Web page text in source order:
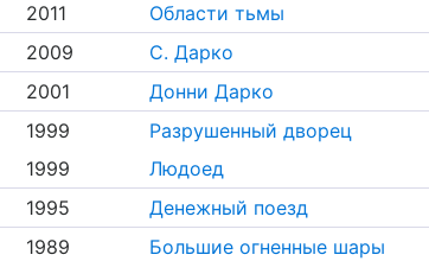
2011
Области тьмы
2009
С. Дарко
2001
Донни Дарко
1999
Разрушенный дворец
1999
Людоед
1995
Денежный поезд
1989
Большие огненные шары